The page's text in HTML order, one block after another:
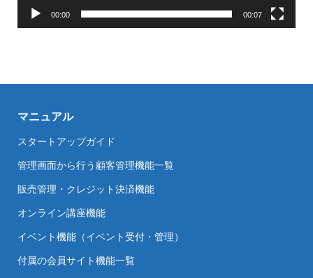
00:00 00:07
マニュアル
スタートアップガイド
管理画面から行う顧客管理機能一覧
販売管理・クレジット決済機能
オンライン講座機能
イベント機能（イベント受付・管理）
付属の会員サイト機能一覧